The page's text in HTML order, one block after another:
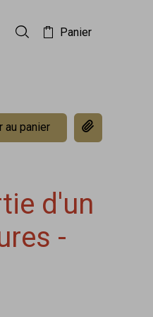
Rechercher dans la
Panier
au panier Copier le lien
d'un
-